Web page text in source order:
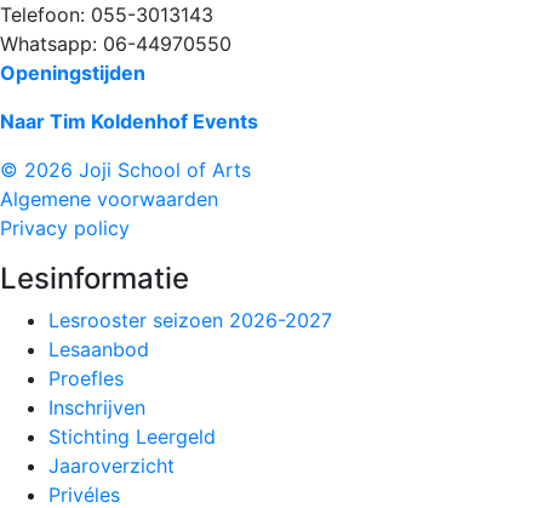
Telefoon: 055-3013143
Whatsapp: 06-44970550
Openingstijden
Naar Tim Koldenhof Events
© 2026 Joji School of Arts
Algemene voorwaarden
Privacy policy
Lesinformatie
Lesrooster seizoen 2026-2027
Lesaanbod
Proefles
Inschrijven
Stichting Leergeld
Jaaroverzicht
Privéles